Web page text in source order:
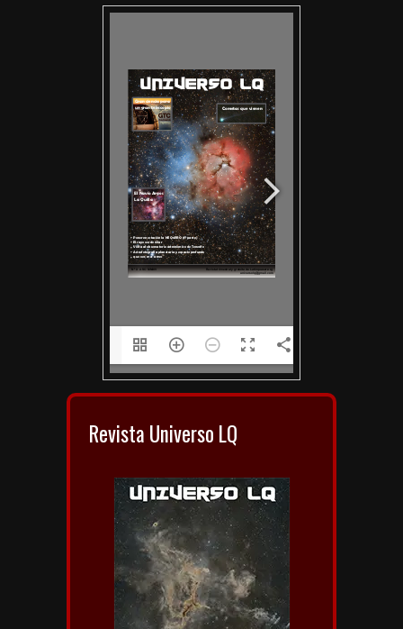
Revista Universo LQ